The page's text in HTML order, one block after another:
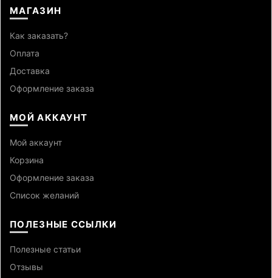
МАГАЗИН
Как заказать?
Оплата
Доставка
Оформление заказа
МОЙ АККАУНТ
Мой аккаунт
Корзина
Оформление заказа
Список желаний
ПОЛЕЗНЫЕ ССЫЛКИ
Полезные статьи
Отзывы